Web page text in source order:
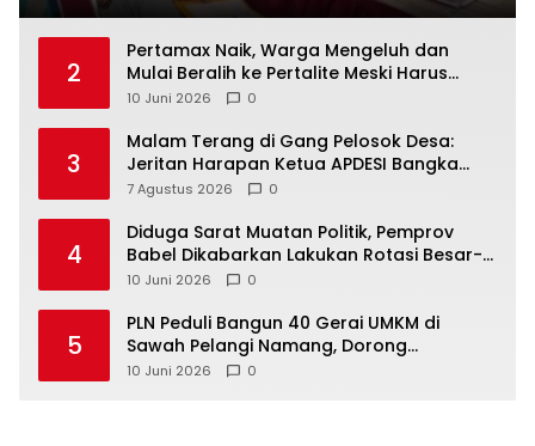
2
‎Pertamax Naik, Warga Mengeluh dan
Mulai Beralih ke Pertalite Meski Harus
10 Juni 2026 0
3
Malam Terang di Gang Pelosok Desa:
Jeritan Harapan Ketua APDESI Bangka
Tengah untuk PLN Babel
7 Agustus 2026 0
4
‎Diduga Sarat Muatan Politik, Pemprov
Babel Dikabarkan Lakukan Rotasi Besar-
10 Juni 2026 0
5
‎PLN Peduli Bangun 40 Gerai UMKM di
Sawah Pelangi Namang, Dorong
10 Juni 2026 0